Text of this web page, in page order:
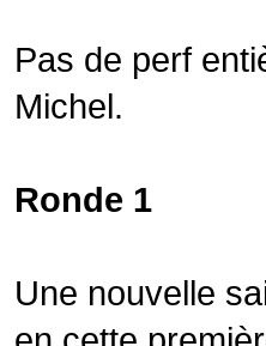
Pas de perf
Michel.
Ronde 1
Une nouvelle